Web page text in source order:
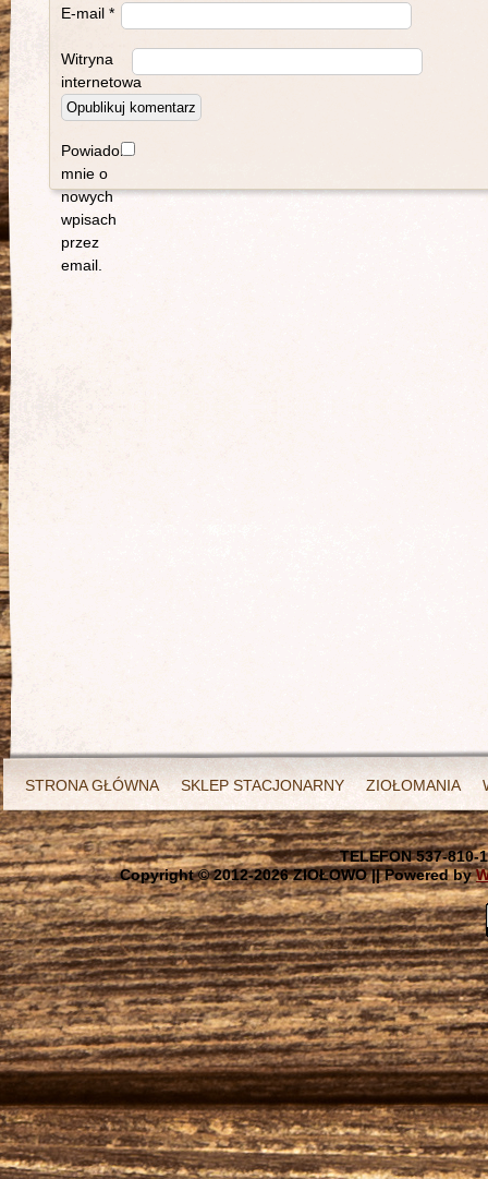
E-mail *
Witryna
internetowa
Powiadom
mnie o
nowych
wpisach
przez
email.
STRONA GŁÓWNA SKLEP STACJONARNY ZIOŁOMANIA
TELEFON 537-810-
Copyright © 2012-2026 ZIOŁOWO || Powered by